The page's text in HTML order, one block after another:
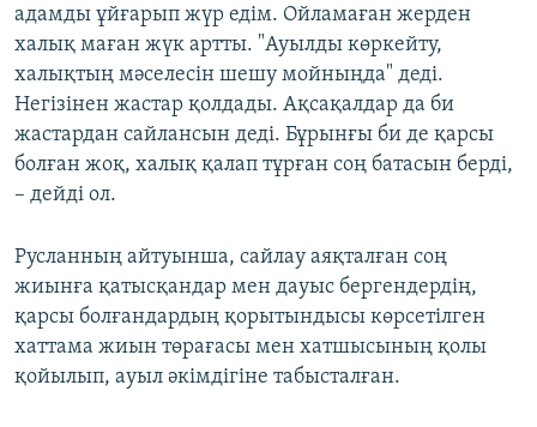
адамды ұйғарып жүр едім. Ойламаған жерден
халық маған жүк артты. "Ауылды көркейту,
халықтың мәселесін шешу мойныңда" деді.
Негізінен жастар қолдады. Ақсақалдар да би
жастардан сайлансын деді. Бұрынғы би де қарсы
болған жоқ, халық қалап тұрған соң батасын берді,
– дейді ол.
Русланның айтуынша, сайлау аяқталған соң
жиынға қатысқандар мен дауыс бергендердің,
қарсы болғандардың қорытындысы көрсетілген
хаттама жиын төрағасы мен хатшысының қолы
қойылып, ауыл әкімдігіне табысталған.